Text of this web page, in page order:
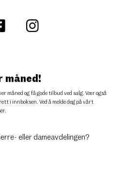
måned!
måned og få gode tilbud ved salg. Vær også
i innboksen. Ved å melde deg på vårt
.
eller dameavdelingen?